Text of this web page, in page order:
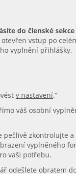
do členské
vstup po
vyplnění přihlášky.
v nastavení.“
váš osobní
zkontrolujte
vyplněného
vaši potřebu.
odešlete obratem